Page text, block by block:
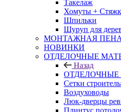
Такелаж
Хомуты +
Шпильки
Шуруп для
МОНТАЖНАЯ ПЕНА
НОВИНКИ
ОТДЕЛОЧНЫЕ
Назад
Сетки
Воздуховоды
Люк-дверцы
Плинтус